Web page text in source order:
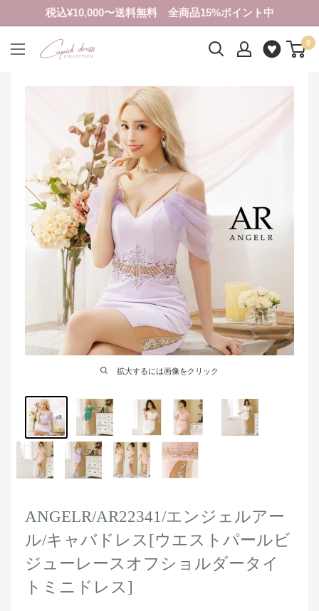
ン
税込¥10,000〜送料無料 全商品15%ポイント中
ク
レ
ク
シ
ョ
ン
0
拡大するには画像をクリック
ANGELR/AR22341/エンジェルアー
ル/キャバドレス[ウエストパールビ
ジューレースオフショルダータイ
トミニドレス]